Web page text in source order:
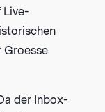
Live-
Groesse
der Inbox-